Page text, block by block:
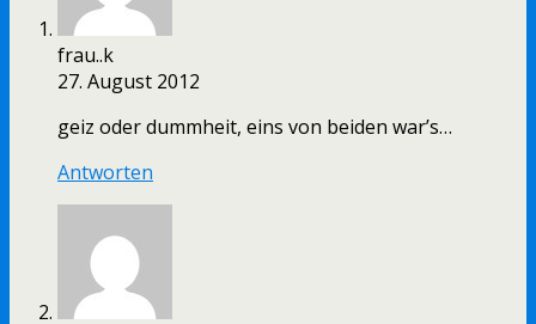
frau..k
27. August 2012
geiz oder dummheit, eins von beiden war’s…
Antworten